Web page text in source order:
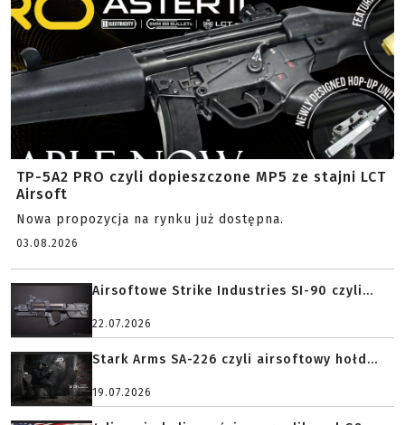
TP-5A2 PRO czyli dopieszczone MP5 ze stajni LCT
Airsoft
Nowa propozycja na rynku już dostępna.
03.08.2026
Airsoftowe Strike Industries SI-90 czyli...
22.07.2026
Stark Arms SA-226 czyli airsoftowy hołd...
19.07.2026